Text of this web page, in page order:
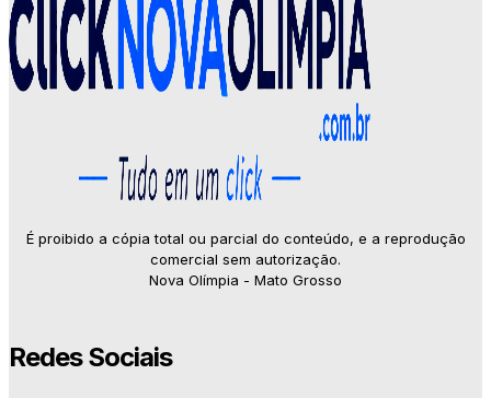
É proibido a cópia total ou parcial do conteúdo, e a reprodução
comercial sem autorização.
Nova Olímpia - Mato Grosso
Redes Sociais